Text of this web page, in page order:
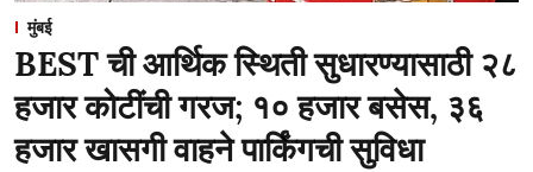
मुंबई
BEST ची आर्थिक स्थिती सुधारण्यासाठी २८
हजार कोटींची गरज; १० हजार बसेस, ३६
हजार खासगी वाहने पार्किंगची सुविधा